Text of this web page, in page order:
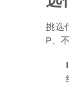
挑选
P、